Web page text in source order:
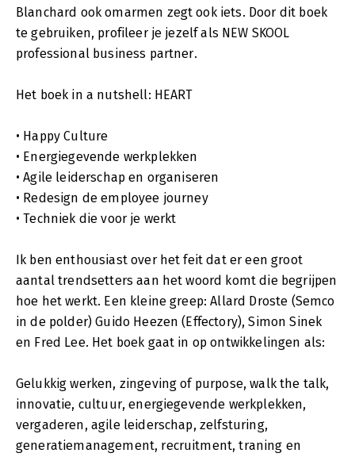
Blanchard ook omarmen zegt ook iets. Door dit boek
te gebruiken, profileer je jezelf als NEW SKOOL
professional business partner.
Het boek in a nutshell: HEART
• Happy Culture
• Energiegevende werkplekken
• Agile leiderschap en organiseren
• Redesign de employee journey
• Techniek die voor je werkt
Ik ben enthousiast over het feit dat er een groot
aantal trendsetters aan het woord komt die begrijpen
hoe het werkt. Een kleine greep: Allard Droste (Semco
in de polder) Guido Heezen (Effectory), Simon Sinek
en Fred Lee. Het boek gaat in op ontwikkelingen als:
Gelukkig werken, zingeving of purpose, walk the talk,
innovatie, cultuur, energiegevende werkplekken,
vergaderen, agile leiderschap, zelfsturing,
generatiemanagement, recruitment, traning en